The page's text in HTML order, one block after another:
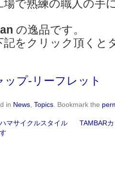
場で熟練の職人の手
の逸品です。
記をクリック頂くと
ップ-リーフレット
in News Topics . Bookmark the
マサイクルスタイル
TAMBAR